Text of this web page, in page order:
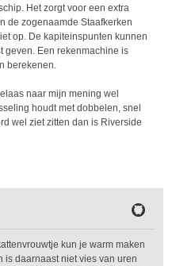
Het zorgt voor een extra
de zogenaamde Staafkerken
op. De kapiteinspunten kunnen
geven. Een rekenmachine is
berekenen.
naar mijn mening wel
houdt met dobbelen, snel
wel ziet zitten dan is Riverside
kun je warm maken
is daarnaast niet vies van uren